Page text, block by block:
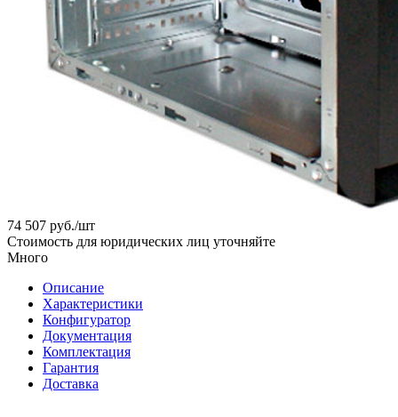
74 507 руб./шт
Стоимость для юридических лиц уточняйте
Много
Описание
Характеристики
Конфигуратор
Документация
Комплектация
Гарантия
Доставка